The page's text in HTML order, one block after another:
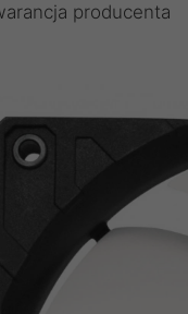
producenta